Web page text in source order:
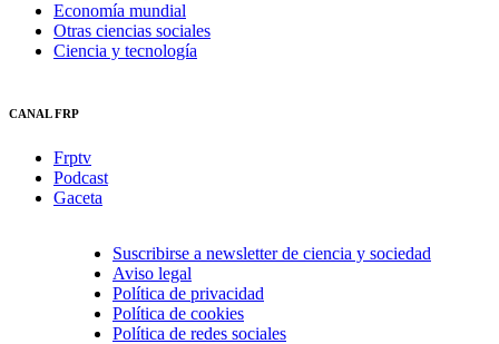
Economía mundial
Otras ciencias sociales
Ciencia y tecnología
CANAL FRP
Frptv
Podcast
Gaceta
Suscribirse a newsletter de ciencia y sociedad
Aviso legal
Política de privacidad
Política de cookies
Política de redes sociales